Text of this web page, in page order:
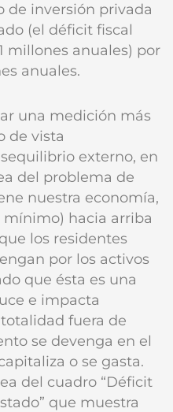
de inversión privada
(el déficit fiscal
millones anuales) por
anuales.
una medición más
de vista
externo, en
del problema de
nuestra economía,
hacia arriba
los residentes
por los activos
que ésta es una
e impacta
fuera de
se devenga en el
o se gasta.
del cuadro “Déficit
que muestra